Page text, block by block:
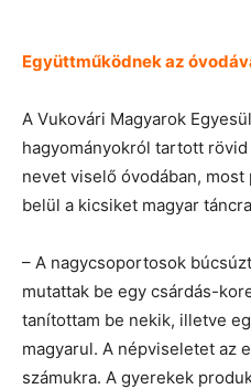
Együttműködnek az
A Vukovári Magyarok
hagyományokról tartott rövid
nevet viselő óvodában,
belül a kicsiket magyar
– A nagycsoportosok
mutattak be egy csárdás-
tanítottam be nekik, illetve
magyarul. A népviseletet az
számukra. A gyerekek